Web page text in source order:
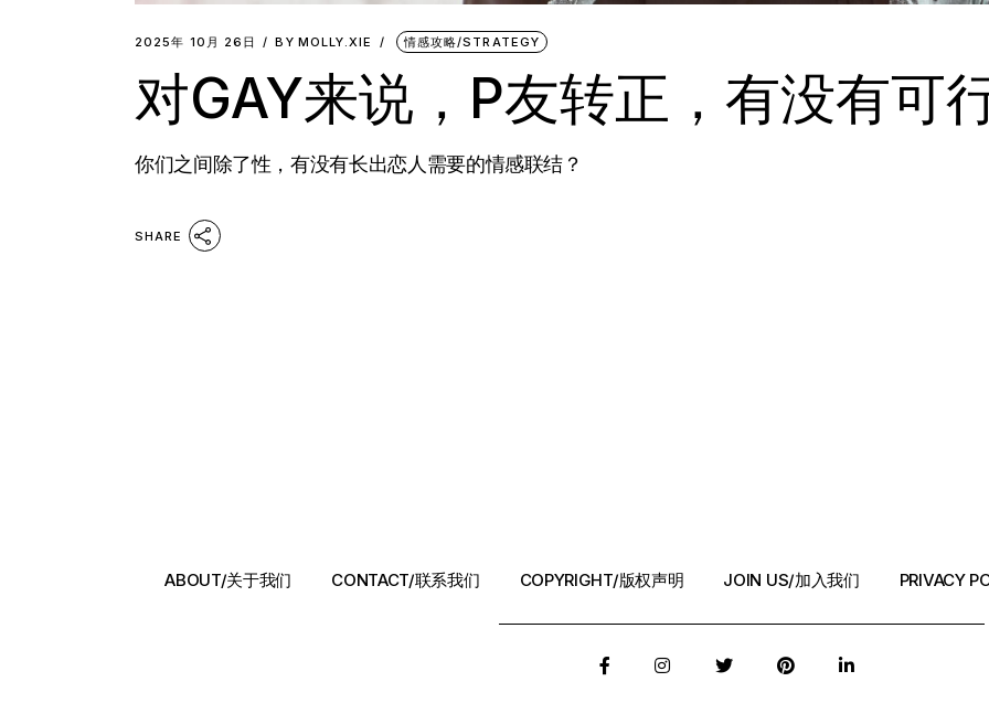
2025年 10月 26日 BY MOLLY.XIE 情感攻略/STRATEGY
对GAY来说，P友转正，有没有可
你们之间除了性，有没有长出恋人需要的情感联结？
SHARE
ABOUT/关于我们 CONTACT/联系我们 COPYRIGHT/版权声明 JOIN US/加入我们 PRIVACY